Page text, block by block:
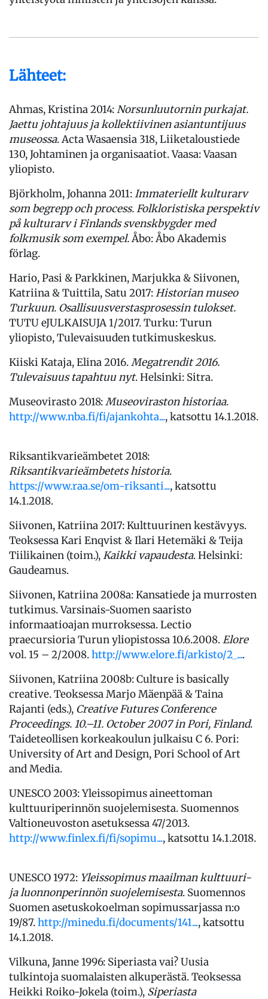
Lähteet:
Ahmas, Kristina 2014:Norsunluutornin purkajat.
Jaettu johtajuus ja kollektiivinen asiantuntijuus
museossa. Acta Wasaensia 318, Liiketaloustiede
130, Johtaminen ja organisaatiot. Vaasa: Vaasan
yliopisto.
Björkholm, Johanna 2011:Immateriellt kulturarv
som begrepp och process. Folkloristiska perspektiv
på kulturarv i Finlands svenskbygder med
folkmusik som exempel.Åbo: Åbo Akademis
förlag.
Hario, Pasi & Parkkinen, Marjukka & Siivonen,
Katriina & Tuittila, Satu 2017:Historian museo
Turkuun. Osallisuusverstasprosessin tulokset.
TUTU eJULKAISUJA 1/2017. Turku: Turun
yliopisto, Tulevaisuuden tutkimuskeskus.
Kiiski Kataja, Elina 2016.Megatrendit 2016.
Tulevaisuus tapahtuu nyt. Helsinki: Sitra.
Museovirasto 2018:Museoviraston historiaa.
http://www.nba.fi/fi/ajankohta..., katsottu 14.1.2018.
Riksantikvarieämbetet 2018:
Riksantikvarieämbetets historia.
https://www.raa.se/om-riksanti..., katsottu
14.1.2018.
Siivonen, Katriina 2017: Kulttuurinen kestävyys.
Teoksessa Kari Enqvist & Ilari Hetemäki & Teija
Tiilikainen (toim.),Kaikki vapaudesta. Helsinki:
Gaudeamus.
Siivonen, Katriina 2008a: Kansatiede ja murrosten
tutkimus. Varsinais-Suomen saaristo
informaatioajan murroksessa. Lectio
praecursioria Turun yliopistossa 10.6.2008.Elore
vol. 15 – 2/2008.http://www.elore.fi/arkisto/2_....
Siivonen, Katriina 2008b: Culture is basically
creative. Teoksessa Marjo Mäenpää & Taina
Rajanti (eds.), Creative FuturesConference
Proceedings. 10.–11. October 2007 in Pori, Finland.
Taideteollisen korkeakoulun julkaisu C 6. Pori:
University of Art and Design, Pori School of Art
and Media.
UNESCO 2003: Yleissopimus aineettoman
kulttuuriperinnön suojelemisesta. Suomennos
Valtioneuvoston asetuksessa 47/2013.
http://www.finlex.fi/fi/sopimu..., katsottu 14.1.2018.
UNESCO 1972: Yleissopimus maailman kulttuuri-
ja luonnonperinnön suojelemisesta. Suomennos
Suomen asetuskokoelman sopimussarjassa n:o
19/87.http://minedu.fi/documents/141..., katsottu
14.1.2018.
Vilkuna, Janne 1996: Siperiasta vai? Uusia
tulkintoja suomalaisten alkuperästä. Teoksessa
Heikki Roiko-Jokela (toim.), Siperiasta